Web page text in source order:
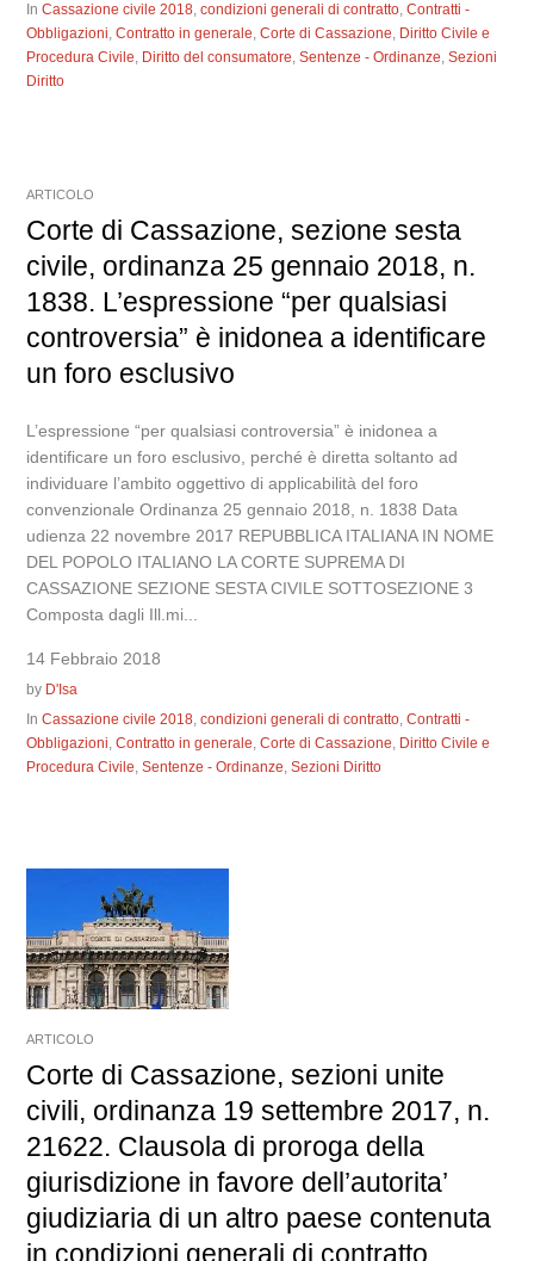
InCassazione civile 2018,condizioni generali di contratto,Contratti -
Obbligazioni,Contratto in generale,Corte di Cassazione, Diritto Civile e
Procedura Civile, Diritto del consumatore,Sentenze - Ordinanze,Sezioni
Diritto
ARTICOLO
Corte di Cassazione, sezione sesta
civile, ordinanza 25 gennaio 2018, n.
1838. L’espressione “per qualsiasi
controversia” è inidonea a identificare
un foro esclusivo
L’espressione “per qualsiasi controversia” è inidonea a
identificare un foro esclusivo, perché è diretta soltanto ad
individuare l’ambito oggettivo di applicabilità del foro
convenzionale Ordinanza 25 gennaio 2018, n. 1838 Data
udienza 22 novembre 2017 REPUBBLICA ITALIANA IN NOME
DEL POPOLO ITALIANO LA CORTE SUPREMA DI
CASSAZIONE SEZIONE SESTA CIVILE SOTTOSEZIONE 3
Composta dagli Ill.mi...
14 Febbraio 2018
by D'Isa
InCassazione civile 2018,condizioni generali di contratto,Contratti -
Obbligazioni,Contratto in generale,Corte di Cassazione, Diritto Civile e
Procedura Civile,Sentenze - Ordinanze,Sezioni Diritto
ARTICOLO
Corte di Cassazione, sezioni unite
civili, ordinanza 19 settembre 2017, n.
21622. Clausola di proroga della
giurisdizione in favore dell’autorita’
giudiziaria di un altro paese contenuta
in condizioni generali di contratto